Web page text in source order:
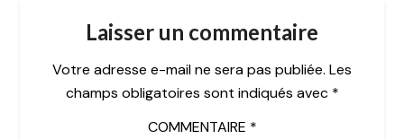
Laisser un commentaire
Votre adresse e-mail ne sera pas publiée. Les
champs obligatoires sont indiqués avec *
COMMENTAIRE *